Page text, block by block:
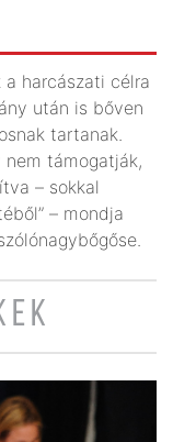
a harcászati célra
után is bőven
tartanak.
nem támogatják,
– sokkal
– mondja